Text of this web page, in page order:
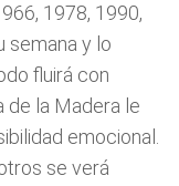
1978, 1990,
semana y lo
fluirá con
de la Madera le
emocional.
se verá